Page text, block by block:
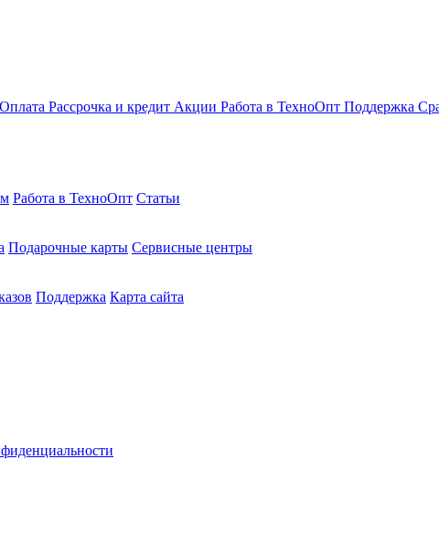
Оплата Рассрочка и кредит Акции Работа в ТехноОпт Поддержка
Работа в ТехноОпт Статьи
Подарочные карты Сервисные центры
Поддержка Карта сайта